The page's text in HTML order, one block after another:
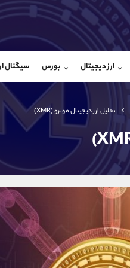
ارز دیجیتال بورس سیگنال
تحلیل ارز دیجیتال مونرو (XMR)